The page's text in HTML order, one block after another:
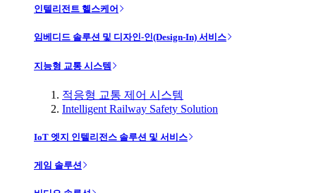
인텔리전트 헬스케어
임베디드 솔루션 및 디자인-인(Design-In) 서비스
지능형 교통 시스템
적응형 교통 제어 시스템
Intelligent Railway Safety Solution
IoT 엣지 인텔리전스 솔루션 및 서비스
게임 솔루션